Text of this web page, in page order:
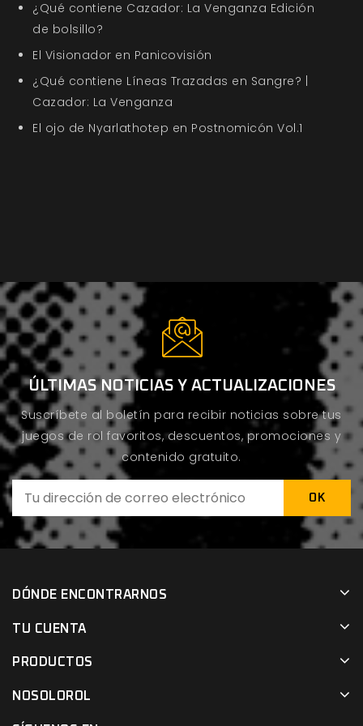
¿Qué contiene Cazador: La Venganza Edición
de bolsillo?
El Visionador en Panicovisión
¿Qué contiene Líneas Trazadas en Sangre? |
Cazador: La Venganza
El ojo de Nyarlathotep en Postnomicón Vol.1
ÚLTIMAS NOTICIAS Y ACTUALIZACIONES
Suscríbete al boletín para recibir noticias sobre tus
juegos de rol favoritos, descuentos, promociones y
contenido gratuito.
DÓNDE ENCONTRARNOS
TU CUENTA
PRODUCTOS
NOSOLOROL